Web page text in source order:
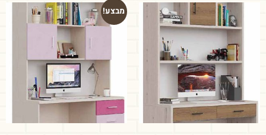
מבצע!